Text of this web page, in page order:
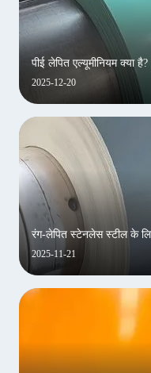
2025-12-20
पीई लेपित एल्यूमीनियम क्या है?
2025-11-21
रंग-लेपित स्टेनलेस स्टील के